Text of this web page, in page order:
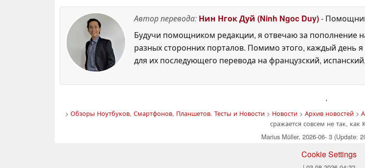
Автор перевода: Нин Нгок Дуй (Ninh Ngoc Duy)-
Будучи помощником редакции, я отвечаю за пополнение
разных сторонних порталов. Помимо этого, каждый день
для их последующего перевода на французский,
'
> Обзоры Ноутбуков, Смартфонов, Планшетов. Тесты и Новости> Новости> Архив новостей>
сражается совсем не так, как
Marius Müller, 2026-06- 3 (Update:
Cookie Settings